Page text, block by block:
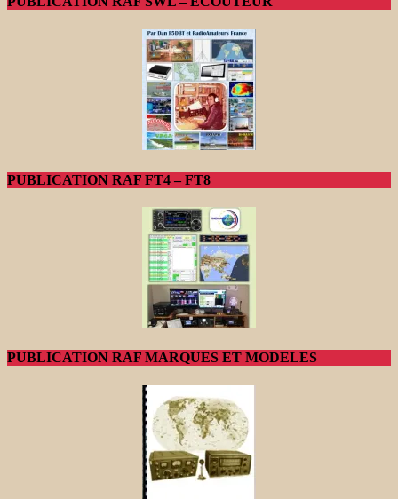
PUBLICATION RAF FT4 – FT8
PUBLICATION RAF MARQUES ET MODELES